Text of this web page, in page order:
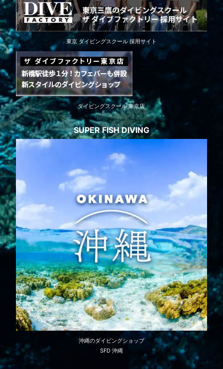
東京 ダイビングスクール 採用サイト
ダイビングスクール 東京店
SUPER FISH DIVING
沖縄のダイビングショップ
SFD 沖縄